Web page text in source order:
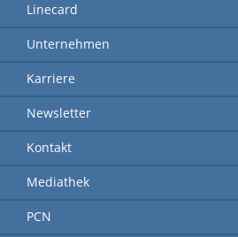
Linecard
Unternehmen
Karriere
Newsletter
Kontakt
Mediathek
PCN